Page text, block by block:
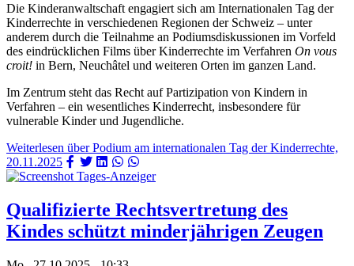
Die Kinderanwaltschaft engagiert sich am Internationalen Tag der
Kinderrechte in verschiedenen Regionen der Schweiz – unter
anderem durch die Teilnahme an Podiumsdiskussionen im Vorfeld
des eindrücklichen Films über Kinderrechte im Verfahren On vous
croit! in Bern, Neuchâtel und weiteren Orten im ganzen Land.
Im Zentrum steht das Recht auf Partizipation von Kindern in
Verfahren – ein wesentliches Kinderrecht, insbesondere für
vulnerable Kinder und Jugendliche.
Weiterlesen über Podium am internationalen Tag der Kinderrechte,
20.11.2025
Qualifizierte Rechtsvertretung des
Kindes schützt minderjährigen Zeugen